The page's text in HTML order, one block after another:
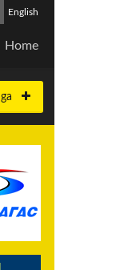
English
Home